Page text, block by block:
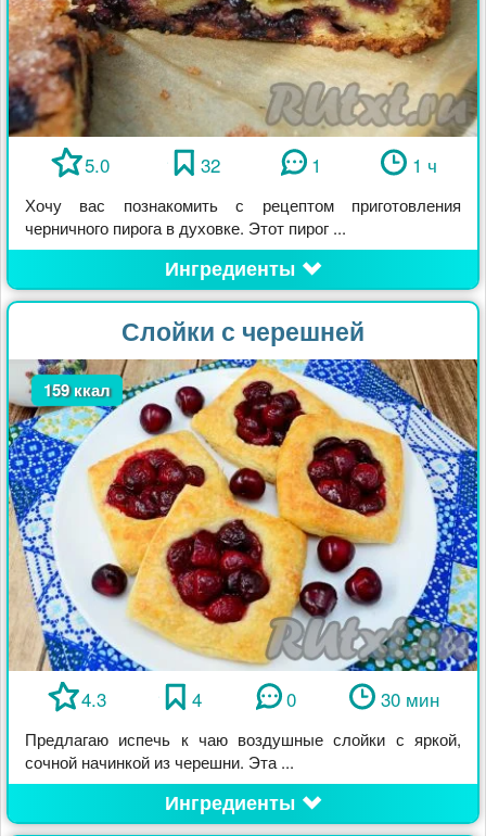
5.0 32 1 1 ч
Хочу вас познакомить с рецептом приготовления
черничного пирога в духовке. Этот пирог ...
Ингредиенты
Слойки с черешней
159 ккал
4.3 4 0 30 мин
Предлагаю испечь к чаю воздушные слойки с яркой,
сочной начинкой из черешни. Эта ...
Ингредиенты